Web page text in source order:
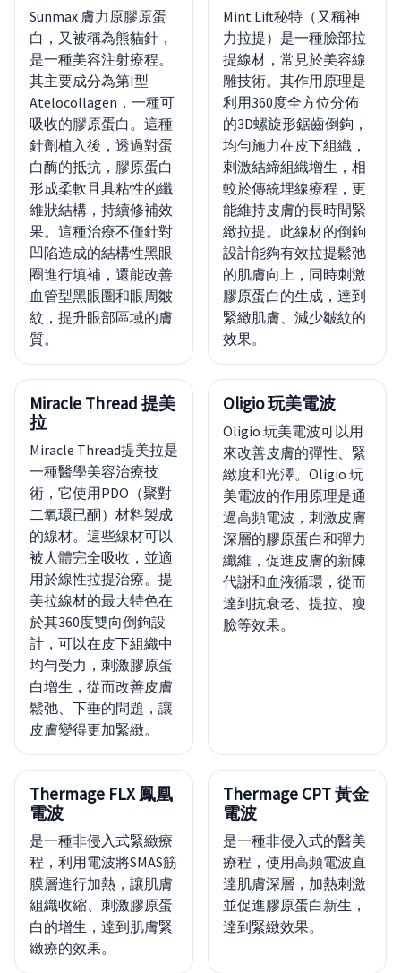
Sunmax 膚力原膠原蛋
白，又被稱為熊貓針，
是一種美容注射療程。
其主要成分為第I型
Atelocollagen，一種可
吸收的膠原蛋白。這種
針劑植入後，透過對蛋
白酶的抵抗，膠原蛋白
形成柔軟且具粘性的纖
維狀結構，持續修補效
果。這種治療不僅針對
凹陷造成的結構性黑眼
圈進行填補，還能改善
血管型黑眼圈和眼周皺
紋，提升眼部區域的膚
質。
Mint Lift秘特（又稱神
力拉提）是一種臉部拉
提線材，常見於美容線
雕技術。其作用原理是
利用360度全方位分佈
的3D螺旋形鋸齒倒鉤，
均勻施力在皮下組織，
刺激結締組織增生，相
較於傳統埋線療程，更
能維持皮膚的長時間緊
緻拉提。此線材的倒鉤
設計能夠有效拉提鬆弛
的肌膚向上，同時刺激
膠原蛋白的生成，達到
緊緻肌膚、減少皺紋的
效果。
Miracle Thread 提美
拉
Miracle Thread提美拉是
一種醫學美容治療技
術，它使用PDO（聚對
二氧環已酮）材料製成
的線材。這些線材可以
被人體完全吸收，並適
用於線性拉提治療。提
美拉線材的最大特色在
於其360度雙向倒鉤設
計，可以在皮下組織中
均勻受力，刺激膠原蛋
白增生，從而改善皮膚
鬆弛、下垂的問題，讓
皮膚變得更加緊緻。
Oligio 玩美電波
Oligio 玩美電波可以用
來改善皮膚的彈性、緊
緻度和光澤。Oligio 玩
美電波的作用原理是通
過高頻電波，刺激皮膚
深層的膠原蛋白和彈力
纖維，促進皮膚的新陳
代謝和血液循環，從而
達到抗衰老、提拉、瘦
臉等效果。
Thermage FLX 鳳凰
電波
是一種非侵入式緊緻療
程，利用電波將SMAS筋
膜層進行加熱，讓肌膚
組織收縮、刺激膠原蛋
白的增生，達到肌膚緊
緻療的效果。
Thermage CPT 黃金
電波
是一種非侵入式的醫美
療程，使用高頻電波直
達肌膚深層，加熱刺激
並促進膠原蛋白新生，
達到緊緻效果。